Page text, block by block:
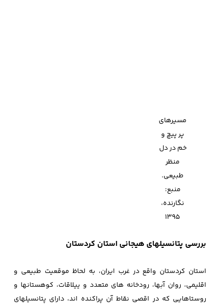
مسیرهای
پر پیچ و
خم در دل
منظر
طبیعی.
منبع:
نگارنده،
1395
بررسی پتانسیلهای هیجانی استان کردستان
استان کردستان واقع در غرب ایران، به لحاظ موقعیت طبیعی و
اقلیمی، روان آبها، رودخانه‌ های متعدد و ییلاقات، کوهستانها و
روستاهایی که در اقصی نقاط آن پراكنده‌ اند، دارای پتانسیلهای